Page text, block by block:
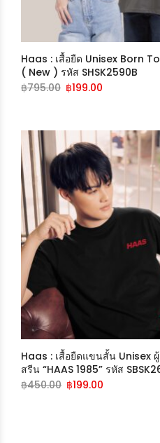
Haas : เสื้อยืด Unisex Born
( New ) รหัส SHSK2590B
฿795.00 ฿199.00
Haas : เสื้อยืดแขนสั้น Unisex
สรีน “HAAS 1985” รหัส
฿450.00 ฿199.00